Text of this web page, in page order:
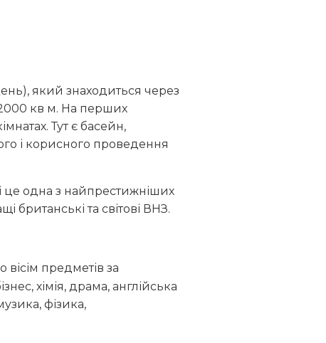
який знаходиться через
кв м. На перших
Тут є басейн,
і корисного проведення
це одна з найпрестижніших
британські та світові ВНЗ.
вісім предметів за
хімія, драма, англійська
фізика,